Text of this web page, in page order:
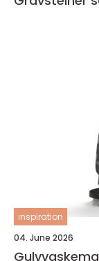
inspiration
04. June 2026